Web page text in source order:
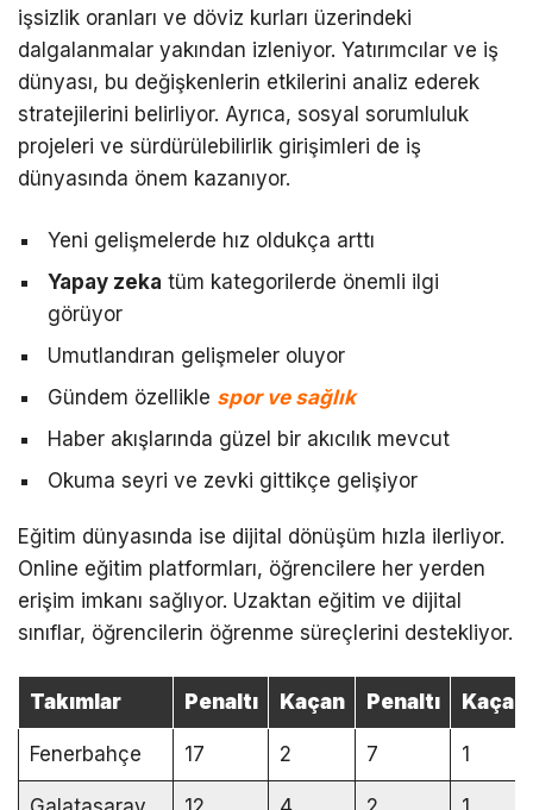
işsizlik oranları ve döviz kurları üzerindeki
dalgalanmalar yakından izleniyor. Yatırımcılar ve iş
dünyası, bu değişkenlerin etkilerini analiz ederek
stratejilerini belirliyor. Ayrıca, sosyal sorumluluk
projeleri ve sürdürülebilirlik girişimleri de iş
dünyasında önem kazanıyor.
Yeni gelişmelerde hız oldukça arttı
Yapay zeka tüm kategorilerde önemli ilgi
görüyor
Umutlandıran gelişmeler oluyor
Gündem özellikle spor ve sağlık
Haber akışlarında güzel bir akıcılık mevcut
Okuma seyri ve zevki gittikçe gelişiyor
Eğitim dünyasında ise dijital dönüşüm hızla ilerliyor.
Online eğitim platformları, öğrencilere her yerden
erişim imkanı sağlıyor. Uzaktan eğitim ve dijital
sınıflar, öğrencilerin öğrenme süreçlerini destekliyor.
Takımlar Penaltı Kaçan Penaltı Kaçan
Fenerbahçe 17 2 7 1